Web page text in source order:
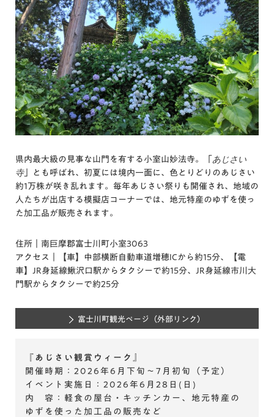
県内最大級の見事な山門を有する小室山妙法寺。「 あじさい
寺」とも呼ばれ、初夏には境内一面に、色とりどりのあじさい
約1万株が咲き乱れます。毎年あじさい祭りも開催され、地域の
人たちが出店する模擬店コーナーでは、地元特産のゆずを使っ
た加工品が販売されます。
住所｜南巨摩郡富士川町小室3063
アクセス｜【車】中部横断自動車道増穂ICから約15分、【電
車】JR身延線鰍沢口駅からタクシーで約15分、JR身延線市川大
門駅からタクシーで約25分
富士川町観光ページ （外部リンク）
『あじさい観賞ウィーク』
開催時期：2026年6月下旬～7月初旬（予定）
イベント実施日：2026年6月28日(日)
内 容：軽食の屋台・キッチンカー、地元特産の
ゆずを使った加工品の販売など